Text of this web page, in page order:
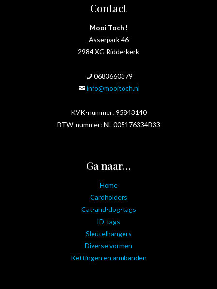
Contact
Mooi Toch !
Asserpark 46
2984 XG Ridderkerk
0683660379
info@mooitoch.nl
KVK-nummer: 95843140
BTW-nummer: NL 005176334B33
Ga naar…
Home
Cardholders
Cat-and-dog-tags
ID-tags
Sleutelhangers
Diverse vormen
Kettingen en armbanden